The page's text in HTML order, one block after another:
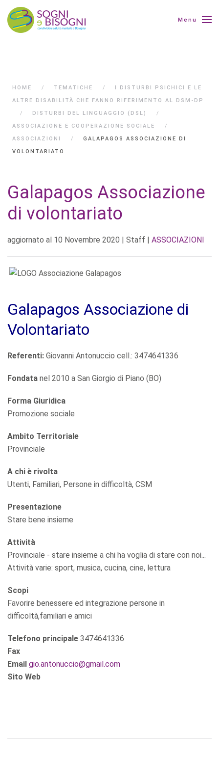
Menu
HOME TEMATICHE
I DISTURBI PSICHICI E LE
ALTRE DISABILITÀ CHE FANNO RIFERIMENTO AL DSM-DP
DISTURBI DEL LINGUAGGIO (DSL)
ASSOCIAZIONE E COOPERAZIONE SOCIALE
ASSOCIAZIONI
GALAPAGOS ASSOCIAZIONE DI
VOLONTARIATO
Galapagos Associazione
di volontariato
aggiornato al 10 Novembre 2020 | Staff | ASSOCIAZIONI
Galapagos Associazione di
Volontariato
Referenti: Giovanni Antonuccio cell.: 3474641336
Fondata nel 2010 a San Giorgio di Piano (BO)
Forma Giuridica
Promozione sociale
Ambito Territoriale
Provinciale
A chi è rivolta
Utenti, Familiari, Persone in difficoltà, CSM
Presentazione
Stare bene insieme
Attività
Provinciale - stare insieme a chi ha voglia di stare con noi...
Attività varie: sport, musica, cucina, cine, lettura
Scopi
Favorire benessere ed integrazione persone in
difficoltà,familiari e amici
Telefono principale 3474641336
Fax
Email gio.antonuccio@gmail.com
Sito Web